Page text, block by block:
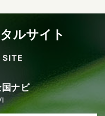
ルサイト
ナビ